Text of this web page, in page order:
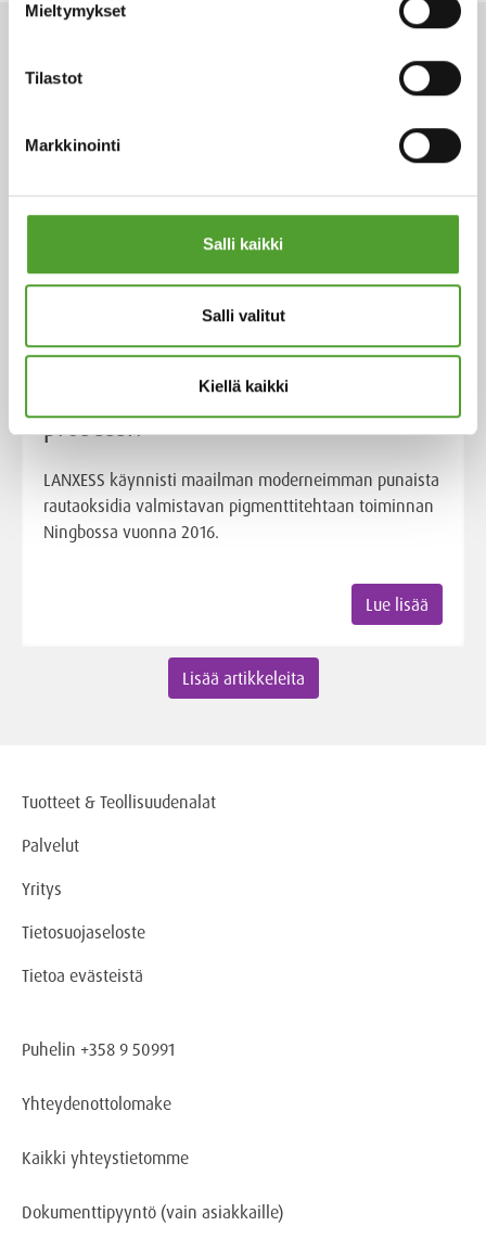
Mieltymykset
Tilastot
Markkinointi
Salli kaikki
Salli valitut
Kiellä kaikki
ARTIKKELIT
Mikä on LANXESSin Ningbo Red–
prosessi?
LANXESS käynnisti maailman moderneimman punaista
rautaoksidia valmistavan pigmenttitehtaan toiminnan
Ningbossa vuonna 2016.
Lue lisää
Lisää artikkeleita
Tuotteet & Teollisuudenalat
Palvelut
Yritys
Tietosuojaseloste
Tietoa evästeistä
Puhelin +358 9 50991
Yhteydenottolomake
Kaikki yhteystietomme
Dokumenttipyyntö (vain asiakkaille)